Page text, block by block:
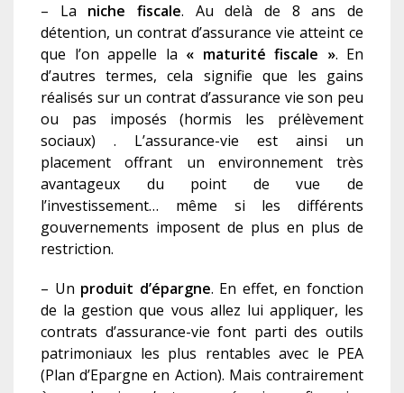
– La niche fiscale. Au delà de 8 ans de
détention, un contrat d’assurance vie atteint ce
que l’on appelle la « maturité fiscale ». En
d’autres termes, cela signifie que les gains
réalisés sur un contrat d’assurance vie son peu
ou pas imposés (hormis les prélèvement
sociaux) . L’assurance-vie est ainsi un
placement offrant un environnement très
avantageux du point de vue de
l’investissement… même si les différents
gouvernements imposent de plus en plus de
restriction.
– Un produit d’épargne. En effet, en fonction
de la gestion que vous allez lui appliquer, les
contrats d’assurance-vie font parti des outils
patrimoniaux les plus rentables avec le PEA
(Plan d’Epargne en Action). Mais contrairement